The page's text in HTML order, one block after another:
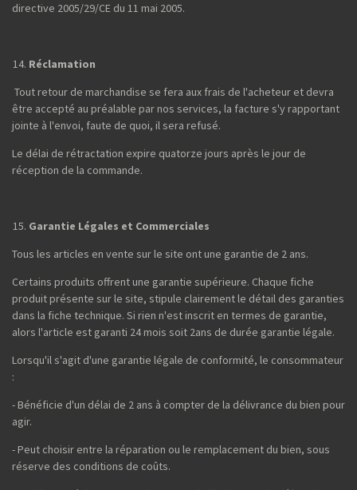
directive 2005/29/CE du 11 mai 2005.
Réclamation
Tout retour de marchandise se fera aux frais de l'acheteur et devra
être accepté au préalable par nos services, la facture s'y rapportant
jointe à l'envoi, faute de quoi, il sera refusé.
Le délai de rétractation expire quatorze jours après le jour de
réception de la commande.
Garantie Légales et Commerciales
Tous les articles en vente sur le site ont une garantie de 2 ans.
Certains produits offrent une garantie supérieure. Chaque fiche
produit présente sur le site, stipule clairement le détail des garanties
dans la fiche technique. Si rien n'est inscrit en termes de garantie,
alors l'article est garanti 24 mois soit 2ans de durée garantie légale.
Lorsqu'il s'agit d'une garantie légale de conformité, le consommateur
:
- Bénéficie d'un délai de 2 ans à compter de la délivrance du bien pour
agir.
- Peut choisir entre la réparation ou le remplacement du bien, sous
réserve des conditions de coûts.